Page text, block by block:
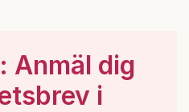
Anmäl dig
i